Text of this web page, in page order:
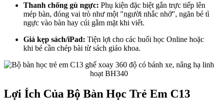
Thanh chống gù ngực: Phụ kiện đặc biệt gắn trực tiếp lên
mép bàn, đóng vai trò như một "người nhắc nhở", ngăn bé tì
ngực vào bàn hay cúi gằm mặt khi viết.
Giá kẹp sách/iPad: Tiện lợi cho các buổi học Online hoặc
khi bé cần chép bài từ sách giáo khoa.
Lợi Ích Của Bộ Bàn Học Trẻ Em C13